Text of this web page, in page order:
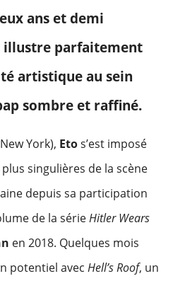
ans et demi
illustre parfaitement
artistique au sein
sombre et raffiné.
York), Etos’est imposé
singulières de la scène
depuis sa participation
de la sérieHitler Wears
en 2018. Quelques mois
potentiel avec Hell’s Roof, un